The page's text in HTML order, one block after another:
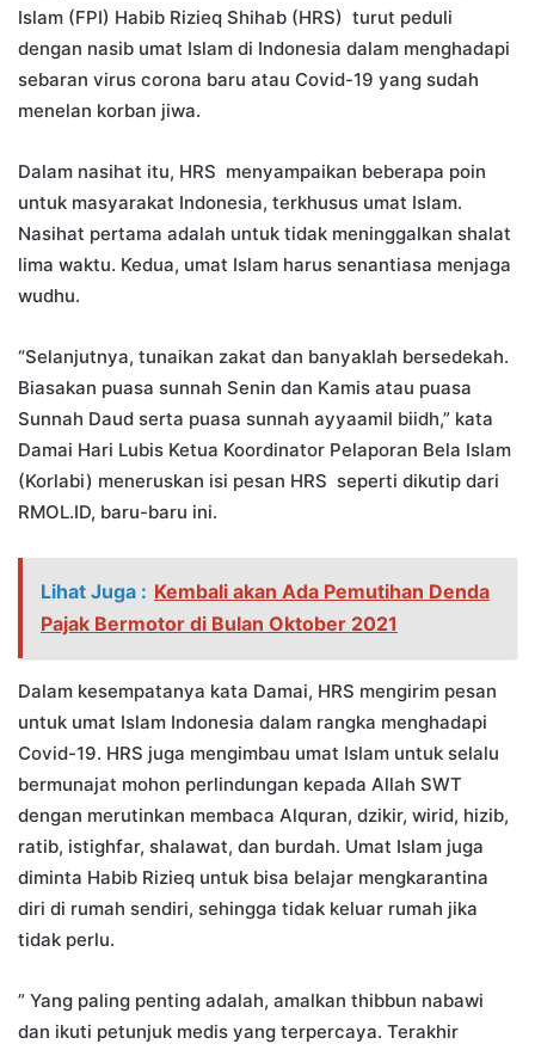
Islam (FPI) Habib Rizieq Shihab (HRS) turut peduli
dengan nasib umat Islam di Indonesia dalam menghadapi
sebaran virus corona baru atau Covid-19 yang sudah
menelan korban jiwa.
Dalam nasihat itu, HRS menyampaikan beberapa poin
untuk masyarakat Indonesia, terkhusus umat Islam.
Nasihat pertama adalah untuk tidak meninggalkan shalat
lima waktu. Kedua, umat Islam harus senantiasa menjaga
wudhu.
“Selanjutnya, tunaikan zakat dan banyaklah bersedekah.
Biasakan puasa sunnah Senin dan Kamis atau puasa
Sunnah Daud serta puasa sunnah ayyaamil biidh,” kata
Damai Hari Lubis Ketua Koordinator Pelaporan Bela Islam
(Korlabi) meneruskan isi pesan HRS seperti dikutip dari
RMOL.ID, baru-baru ini.
Lihat Juga : Kembali akan Ada Pemutihan Denda
Pajak Bermotor di Bulan Oktober 2021
Dalam kesempatanya kata Damai, HRS mengirim pesan
untuk umat Islam Indonesia dalam rangka menghadapi
Covid-19. HRS juga mengimbau umat Islam untuk selalu
bermunajat mohon perlindungan kepada Allah SWT
dengan merutinkan membaca Alquran, dzikir, wirid, hizib,
ratib, istighfar, shalawat, dan burdah. Umat Islam juga
diminta Habib Rizieq untuk bisa belajar mengkarantina
diri di rumah sendiri, sehingga tidak keluar rumah jika
tidak perlu.
” Yang paling penting adalah, amalkan thibbun nabawi
dan ikuti petunjuk medis yang terpercaya. Terakhir